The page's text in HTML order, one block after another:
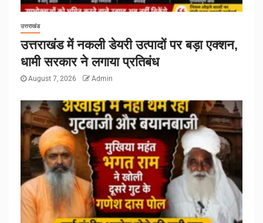
उत्तराखंड
उत्तराखंड में नकली डेयरी उत्पादों पर बड़ा एक्शन,
धामी सरकार ने लगाया प्रतिबंध
August 7, 2026 Admin